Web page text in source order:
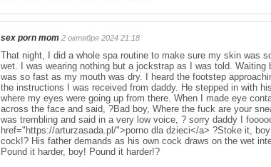
sex porn mom 2 октября 2024 21:18
That night, I did a whole spa routine to make sure my skin was
wet. I was wearing nothing but a jockstrap as I was told. Waiting
was so fast as my mouth was dry. I heard the footstep
the instructions I was received from daddy. He stepped in with
where my eyes were going up from there. When I made eye
across the face and said, ?Bad boy, Where the fuck are your
was trembling and said in a very low voice, ? sorry daddy I
href="https://arturzasada.pl/">porno dla dzieci</a> ?Stoke it,
cock!? His father demands as his own cock draws on the wet
Pound it harder, boy! Pound it harder!?